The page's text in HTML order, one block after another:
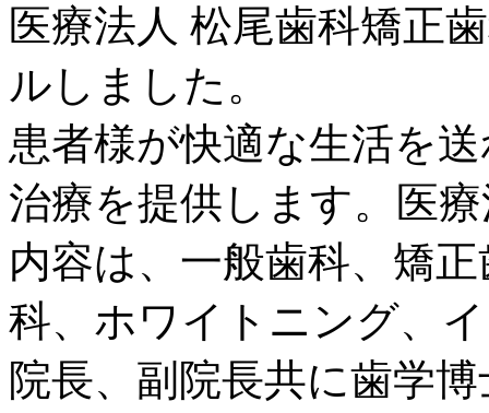
医療法人 松尾歯科矯正
ルしました。
患者様が快適な生活を
治療を提供します。医
内容は、一般歯科、矯
科、ホワイトニング、
院長、副院長共に歯学